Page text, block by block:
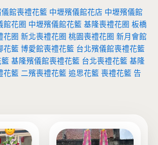
館喪禮花籃 中壢殯儀館花店 中壢殯儀館
館花圈 中壢殯儀館花籃 基隆喪禮花圈 板橋
花圈 新北喪禮花圈 桃園喪禮花圈 新月會館
花籃 博愛館喪禮花籃 台北殯儀館喪禮花籃
基隆殯儀館喪禮花籃 台北喪禮花籃 基隆
花籃 二殯喪禮花籃 追思花籃 喪禮花籃 告
產